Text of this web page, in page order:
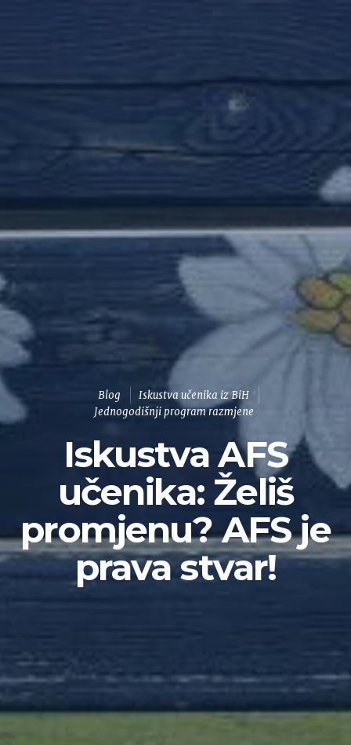
Blog
Iskustva učenika iz BiH
Jednogodišnji program razmjene
Iskustva AFS
učenika: Želiš
promjenu? AFS je
prava stvar!